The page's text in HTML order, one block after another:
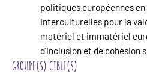
politiques européennes
interculturelles pour la
matériel et immatériel
d’inclusion et de cohésion
GROUPE(S) CIBLE(S)